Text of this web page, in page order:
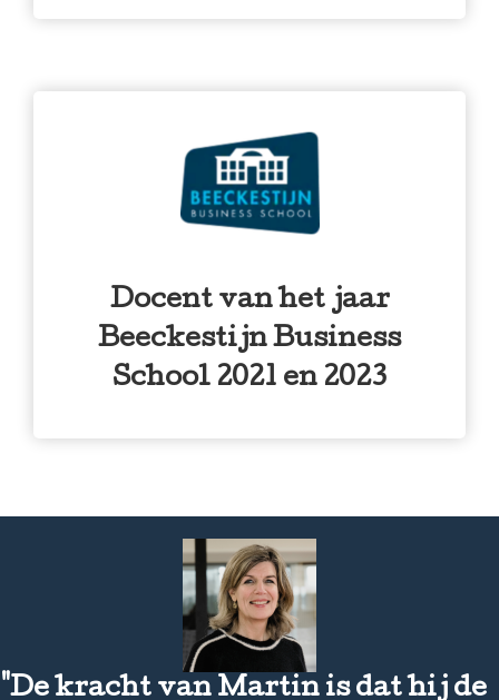
Docent van het jaar
Beeckestijn Business
School 2021 en 2023
"De kracht van Martin is dat hij de